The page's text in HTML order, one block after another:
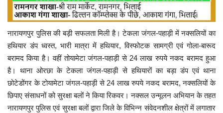
नारायणपुर पुलिस की बड़ी सफलता मिली है। टेकला जंगल-पहाड़ी में नक्सलियों का
हथियार डंप ध्वस्त, भारी मात्रा में हथियार, विस्फोटक सामग्री एवं गोला-बारूद
बरामद किया है। वहीं तोयामेटा जंगल-पहाड़ी से 24 लाख रुपये नकद बरामद हुआ
है। थाना ओरछा के टेकला जंगल-पहाड़ी से हथियारों का बड़ा डंप एवं थाना
छोटेडोंगर के टोयामेटा जंगल-पहाड़ी से 24 लाख रुपये नकद बरामद, नक्सलियों के
छिपाए संसाधनों को सुरक्षा बलों ने किया रिकवर। नक्सल उन्मूलन अभियान के तहत
नारायणपुर पुलिस एवं सुरक्षा बलों द्वारा जिले के विभिन्न संवेदनशील क्षेत्रों में लगातार